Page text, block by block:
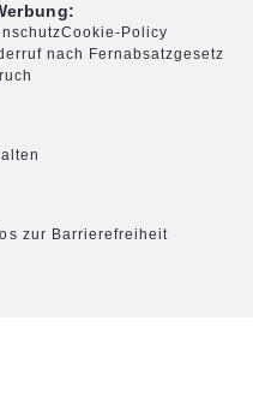
Cookie-Policy
nach Fernabsatzgesetz
zur Barrierefreiheit